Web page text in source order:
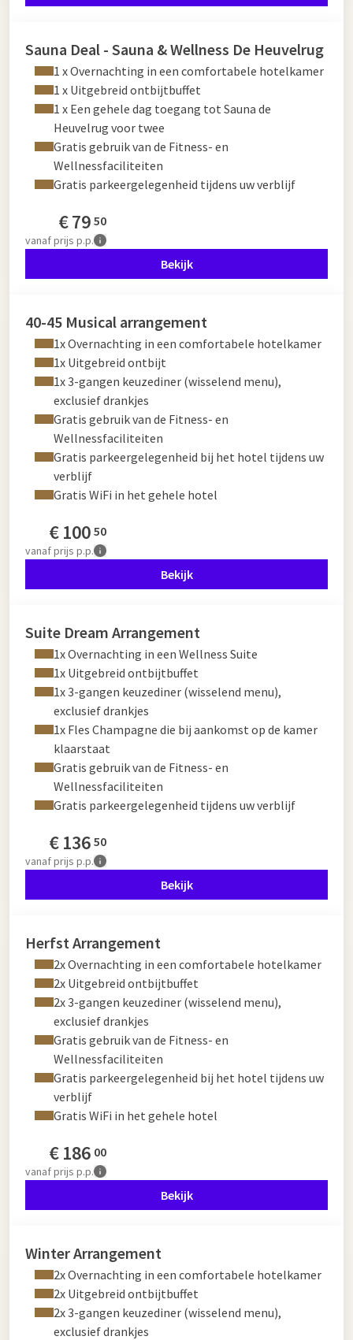
Sauna Deal - Sauna & Wellness De Heuvelrug
1 x Overnachting in een comfortabele hotelkamer
1 x Uitgebreid ontbijtbuffet
1 x Een gehele dag toegang tot Sauna de
Heuvelrug voor twee
Gratis gebruik van de Fitness- en
Wellnessfaciliteiten
Gratis parkeergelegenheid tijdens uw verblijf
€79 50
vanafprijs p.p.
Bekijk
40-45 Musical arrangement
1x Overnachting in een comfortabele hotelkamer
1x Uitgebreid ontbijt
1x 3-gangen keuzediner (wisselend menu),
exclusief drankjes
Gratis gebruik van de Fitness- en
Wellnessfaciliteiten
Gratis parkeergelegenheid bij het hotel tijdens uw
verblijf
Gratis WiFi in het gehele hotel
€100 50
vanafprijs p.p.
Bekijk
Suite Dream Arrangement
1x Overnachting in een Wellness Suite
1x Uitgebreid ontbijtbuffet
1x 3-gangen keuzediner (wisselend menu),
exclusief drankjes
1x Fles Champagne die bij aankomst op de kamer
klaarstaat
Gratis gebruik van de Fitness- en
Wellnessfaciliteiten
Gratis parkeergelegenheid tijdens uw verblijf
€136 50
vanafprijs p.p.
Bekijk
Herfst Arrangement
2x Overnachting in een comfortabele hotelkamer
2x Uitgebreid ontbijtbuffet
2x 3-gangen keuzediner (wisselend menu),
exclusief drankjes
Gratis gebruik van de Fitness- en
Wellnessfaciliteiten
Gratis parkeergelegenheid bij het hotel tijdens uw
verblijf
Gratis WiFi in het gehele hotel
€186 00
vanafprijs p.p.
Bekijk
Winter Arrangement
2x Overnachting in een comfortabele hotelkamer
2x Uitgebreid ontbijtbuffet
2x 3-gangen keuzediner (wisselend menu),
exclusief drankjes